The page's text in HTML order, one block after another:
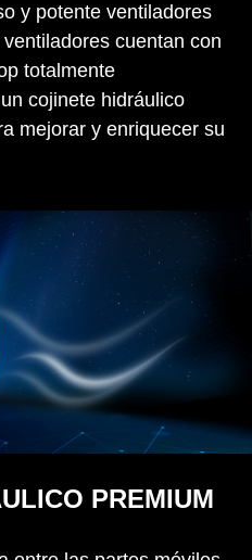
y potente ventiladores
cuentan con
totalmente
cojinete hidráulico
mejorar y enriquecer su
PREMIUM